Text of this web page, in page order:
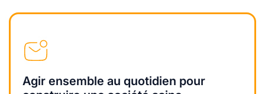
Agir ensemble au quotidien pour